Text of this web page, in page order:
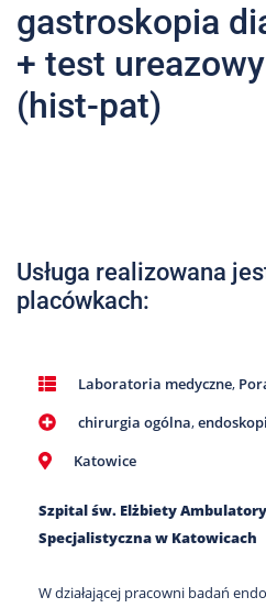
AHP
Media
Nas
gastroskopia
+ test
(hist-pat)
Usługa realizowana
placówkach:
Laboratoria medyczne,
chirurgia ogólna,
Katowice
Szpital św. Elżbiety
Specjalistyczna w Katowicach
W działającej pracowni badań